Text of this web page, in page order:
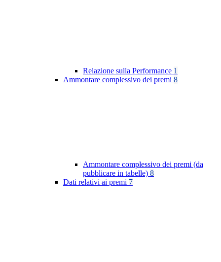
Relazione sulla Performance 1
Ammontare complessivo dei premi 8
Ammontare complessivo dei premi (da
pubblicare in tabelle) 8
Dati relativi ai premi 7